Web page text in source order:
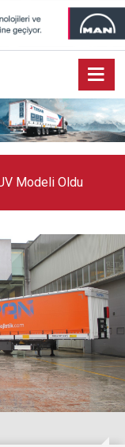
Modeli Oldu